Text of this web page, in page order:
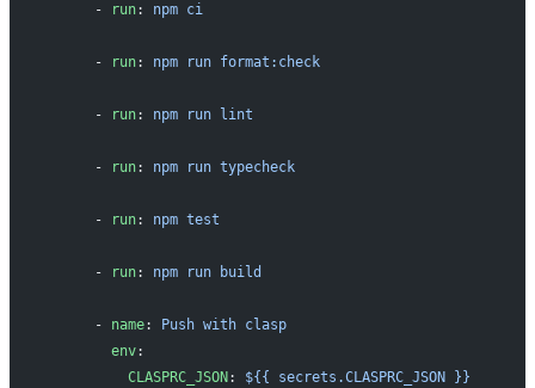
      -
run: npm ci
      -
run: npm run format:check
      -
run: npm run lint
      -
run: npm run typecheck
      -
run: npm test
      -
run: npm run build
      -
name:
Push with clasp
        env
:
          CLASPRC_JSON
: ${{ secrets.CLASPRC_JSON }}